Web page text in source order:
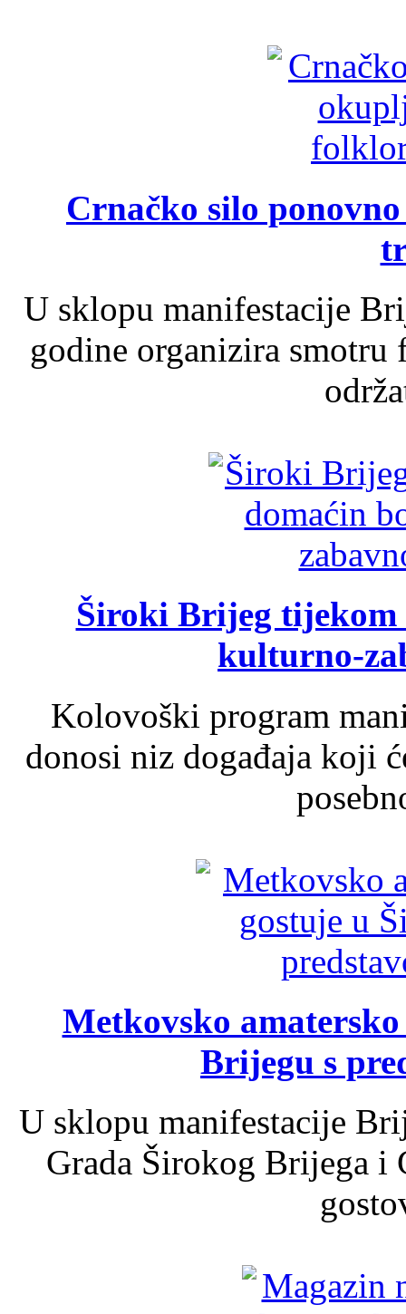
Crnačko silo
U sklopu manifestacije
godine organizira
Široki Brijeg tijekom
kulturno-
Kolovoški program
donosi niz događaja koji
Metkovsko
Brijegu s
U sklopu manifestacije
Grada Širokog Brijega